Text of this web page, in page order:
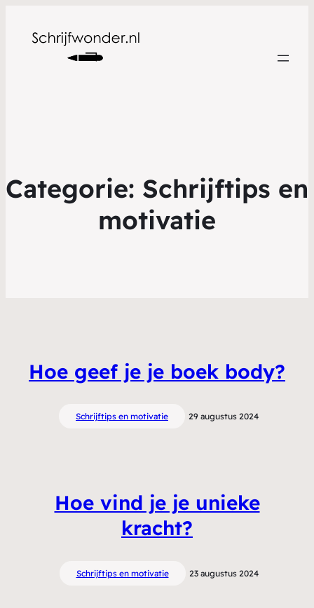
Categorie: Schrijftips en
motivatie
Hoe geef je je boek body?
Schrijftips en motivatie 29 augustus 2024
Hoe vind je je unieke
kracht?
Schrijftips en motivatie 23 augustus 2024